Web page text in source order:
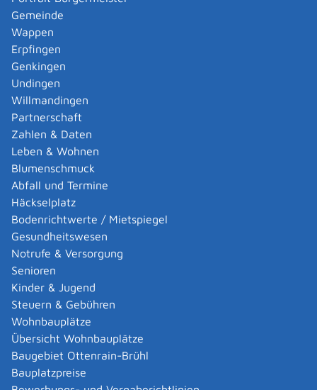
Gemeinde
Wappen
Erpfingen
Genkingen
Undingen
Willmandingen
Partnerschaft
Zahlen & Daten
Leben & Wohnen
Blumenschmuck
Abfall und Termine
Häckselplatz
Bodenrichtwerte / Mietspiegel
Gesundheitswesen
Notrufe & Versorgung
Senioren
Kinder & Jugend
Steuern & Gebühren
Wohnbauplätze
Übersicht Wohnbauplätze
Baugebiet Ottenrain-Brühl
Bauplatzpreise
Adoption - sich als Adoptiveltern bewerben
Adoption eines ausländischen Kindes -
Beurkundung im Geburtenregister beantragen
Adoption eines ausländischen Kindes -
Umwandlung einer schwachen in eine starke
Adoption beantragen
Adoption eines deutschen Kindes - Beurkundung
von Amts wegen
Adoption eines erwachsenen Menschen beantragen
Adoptionspflege eines minderjährigen Kindes
aufnehmen
Adressänderung auf der eID-Karte beantragen
Adressbuch - Eintrag sperren lassen
Akademische Gesundheitsberufe - Anerkennung der
Weiterbildung beantragen
Akademische Grade, Titel und Bezeichnungen bei
anerkannten Spätaussiedlern - Gradumwandlungen
beantragen
Akademische Grade, Titel und Bezeichnungen von
ausländischen Hochschulen führen
Akteneinsicht in und außerhalb von
Verwaltungsverfahren beantragen
Allgemein bildende Schulen - zur Abendrealschule